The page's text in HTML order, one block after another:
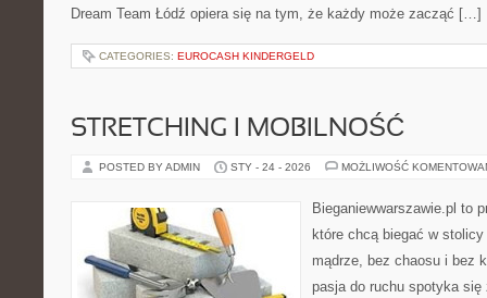
Dream Team Łódź opiera się na tym, że każdy może zacząć […]
CATEGORIES: EUROCASH KINDERGELD
STRETCHING I MOBILNOŚĆ
POSTED BY ADMIN STY - 24 - 2026 MOŻLIWOŚĆ
Bieganiewwarszawie.pl to
które chcą biegać w
mądrze, bez chaosu i bez
pasja do ruchu spotyka się